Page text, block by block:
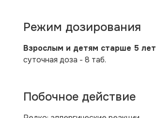
Режим дозирования
Взрослым и детям старше 5 лет
суточная доза - 8 таб.
Побочное действие